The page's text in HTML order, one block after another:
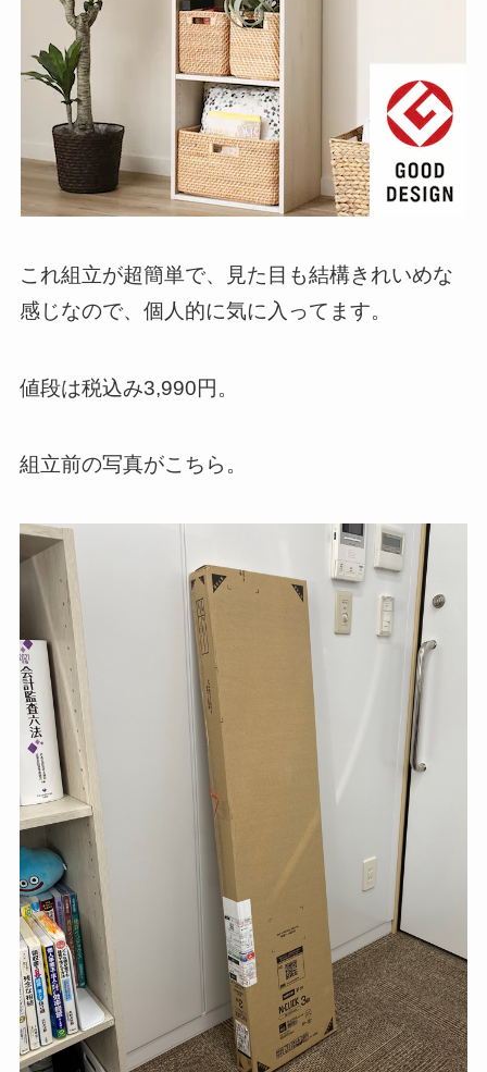
これ組立が超簡単で、見た目も結構きれいめな
感じなので、個人的に気に入ってます。
値段は税込み3,990円。
組立前の写真がこちら。